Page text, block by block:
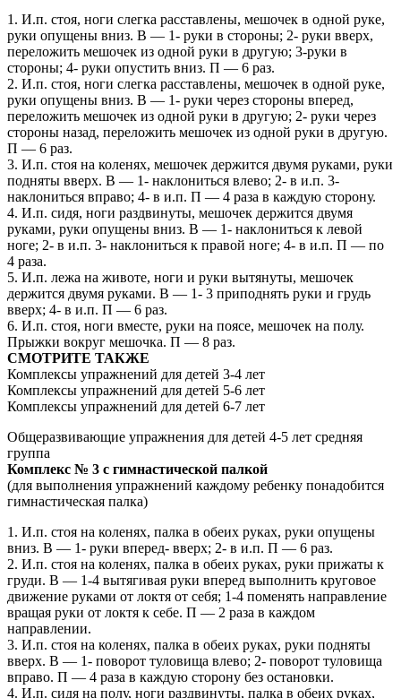
1. И.п. стоя, ноги слегка расставлены, мешочек в одной руке,
руки опущены вниз. В — 1- руки в стороны; 2- руки вверх,
переложить мешочек из одной руки в другую; 3-руки в
стороны; 4- руки опустить вниз. П — 6 раз.
2. И.п. стоя, ноги слегка расставлены, мешочек в одной руке,
руки опущены вниз. В — 1- руки через стороны вперед,
переложить мешочек из одной руки в другую; 2- руки через
стороны назад, переложить мешочек из одной руки в другую.
П — 6 раз.
3. И.п. стоя на коленях, мешочек держится двумя руками, руки
подняты вверх. В — 1- наклониться влево; 2- в и.п. 3-
наклониться вправо; 4- в и.п. П — 4 раза в каждую сторону.
4. И.п. сидя, ноги раздвинуты, мешочек держится двумя
руками, руки опущены вниз. В — 1- наклониться к левой
ноге; 2- в и.п. 3- наклониться к правой ноге; 4- в и.п. П — по
4 раза.
5. И.п. лежа на животе, ноги и руки вытянуты, мешочек
держится двумя руками. В — 1- 3 приподнять руки и грудь
вверх; 4- в и.п. П — 6 раз.
6. И.п. стоя, ноги вместе, руки на поясе, мешочек на полу.
Прыжки вокруг мешочка. П — 8 раз.
СМОТРИТЕ ТАКЖЕ
Комплексы упражнений для детей 3-4 лет
Комплексы упражнений для детей 5-6 лет
Комплексы упражнений для детей 6-7 лет
Общеразвивающие упражнения для детей 4-5 лет средняя
группа
Комплекс № 3 с гимнастической палкой
(для выполнения упражнений каждому ребенку понадобится
гимнастическая палка)
1. И.п. стоя на коленях, палка в обеих руках, руки опущены
вниз. В — 1- руки вперед- вверх; 2- в и.п. П — 6 раз.
2. И.п. стоя на коленях, палка в обеих руках, руки прижаты к
груди. В — 1-4 вытягивая руки вперед выполнить круговое
движение руками от локтя от себя; 1-4 поменять направление
вращая руки от локтя к себе. П — 2 раза в каждом
направлении.
3. И.п. стоя на коленях, палка в обеих руках, руки подняты
вверх. В — 1- поворот туловища влево; 2- поворот туловища
вправо. П — 4 раза в каждую сторону без остановки.
4. И.п. сидя на полу, ноги раздвинуты, палка в обеих руках,